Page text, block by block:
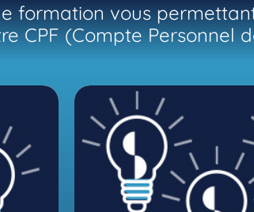
formation vous
CPF (Compte Personnel